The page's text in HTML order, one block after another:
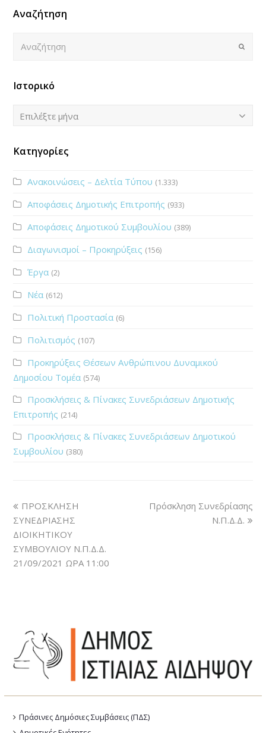
Αναζήτηση
Submit
Ιστορικό
Ιστορικό
Επιλέξτε μήνα
Κατηγορίες
Ανακοινώσεις – Δελτία Τύπου (1.333)
Αποφάσεις Δημοτικής Επιτροπής (933)
Αποφάσεις Δημοτικού Συμβουλίου (389)
Διαγωνισμοί – Προκηρύξεις (156)
Έργα (2)
Νέα (612)
Πολιτική Προστασία (6)
Πολιτισμός (107)
Προκηρύξεις Θέσεων Ανθρώπινου Δυναμικού
Δημοσίου Τομέα (574)
Προσκλήσεις & Πίνακες Συνεδριάσεων Δημοτικής
Επιτροπής (214)
Προσκλήσεις & Πίνακες Συνεδριάσεων Δημοτικού
Συμβουλίου (380)
ΠΡΟΣΚΛΗΣΗ
ΣΥΝΕΔΡΙΑΣΗΣ
ΔΙΟΙΚΗΤΙΚΟΥ
ΣΥΜΒΟΥΛΙΟΥ Ν.Π.Δ.Δ.
21/09/2021 ΩΡΑ 11:00
Πρόσκληση Συνεδρίασης
Ν.Π.Δ.Δ.
Πράσινες Δημόσιες Συμβάσεις (ΠΔΣ)